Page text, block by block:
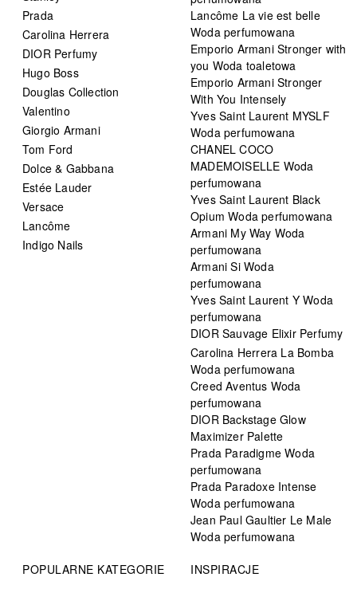
Prada
Carolina Herrera
DIOR Perfumy
Hugo Boss
Douglas Collection
Valentino
Giorgio Armani
Tom Ford
Dolce & Gabbana
Estée Lauder
Versace
Lancôme
Indigo Nails
Lancôme La vie est belle
Woda perfumowana
Emporio Armani Stronger with
you Woda toaletowa
Emporio Armani Stronger
With You Intensely
Yves Saint Laurent MYSLF
Woda perfumowana
CHANEL COCO
MADEMOISELLE Woda
perfumowana
Yves Saint Laurent Black
Opium Woda perfumowana
Armani My Way Woda
perfumowana
Armani Si Woda
perfumowana
Yves Saint Laurent Y Woda
perfumowana
DIOR Sauvage Elixir Perfumy
Carolina Herrera La Bomba
Woda perfumowana
Creed Aventus Woda
perfumowana
DIOR Backstage Glow
Maximizer Palette
Prada Paradigme Woda
perfumowana
Prada Paradoxe Intense
Woda perfumowana
Jean Paul Gaultier Le Male
Woda perfumowana
POPULARNE KATEGORIE
INSPIRACJE